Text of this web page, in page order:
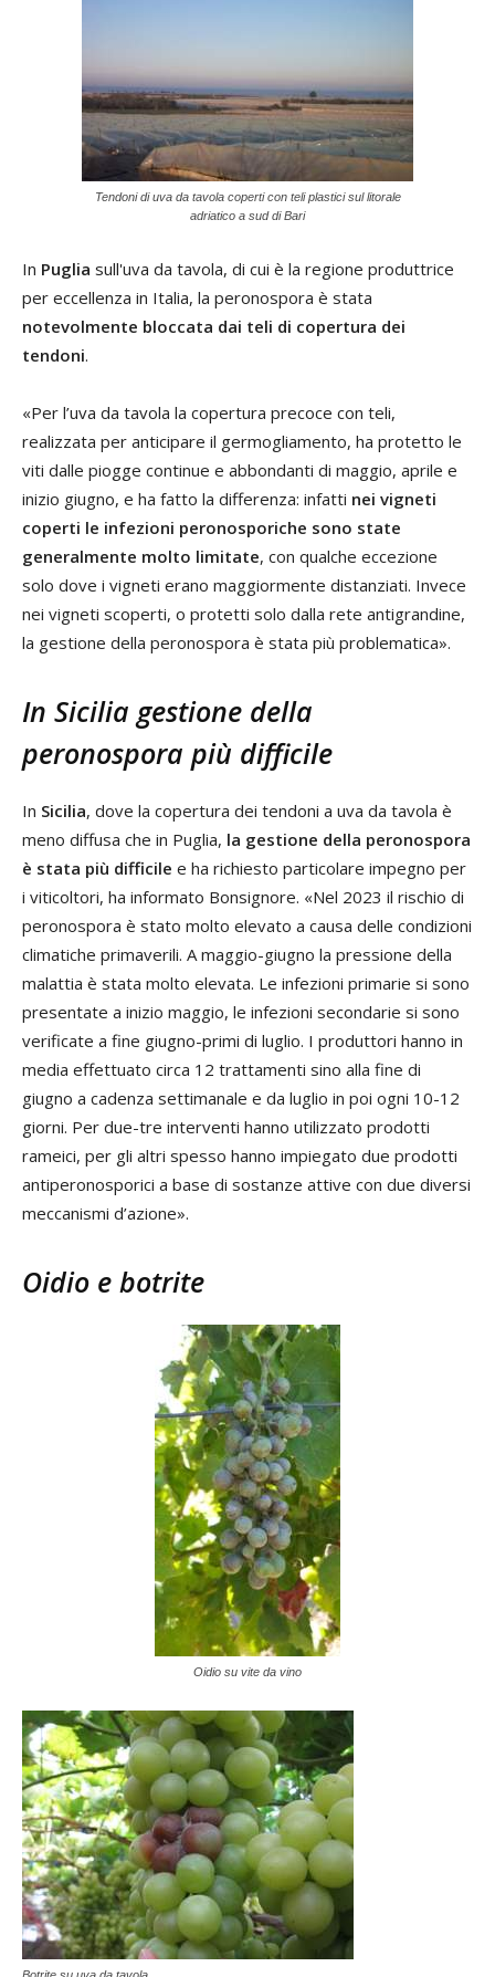
Tendoni di uva da tavola coperti con teli plastici sul litorale
adriatico a sud di Bari
In Puglia sull'uva da tavola, di cui è la regione produttrice
per eccellenza in Italia, la peronospora è stata
notevolmente bloccata dai teli di copertura dei
tendoni.
«Per l’uva da tavola la copertura precoce con teli,
realizzata per anticipare il germogliamento, ha protetto le
viti dalle piogge continue e abbondanti di maggio, aprile e
inizio giugno, e ha fatto la differenza: infatti nei vigneti
coperti le infezioni peronosporiche sono state
generalmente molto limitate, con qualche eccezione
solo dove i vigneti erano maggiormente distanziati. Invece
nei vigneti scoperti, o protetti solo dalla rete antigrandine,
la gestione della peronospora è stata più problematica».
In Sicilia gestione della
peronospora più difficile
In Sicilia, dove la copertura dei tendoni a uva da tavola è
meno diffusa che in Puglia, la gestione della peronospora
è stata più difficile e ha richiesto particolare impegno per
i viticoltori, ha informato Bonsignore. «Nel 2023 il rischio di
peronospora è stato molto elevato a causa delle condizioni
climatiche primaverili. A maggio-giugno la pressione della
malattia è stata molto elevata. Le infezioni primarie si sono
presentate a inizio maggio, le infezioni secondarie si sono
verificate a fine giugno-primi di luglio. I produttori hanno in
media effettuato circa 12 trattamenti sino alla fine di
giugno a cadenza settimanale e da luglio in poi ogni 10-12
giorni. Per due-tre interventi hanno utilizzato prodotti
rameici, per gli altri spesso hanno impiegato due prodotti
antiperonosporici a base di sostanze attive con due diversi
meccanismi d’azione».
Oidio e botrite
Oidio su vite da vino